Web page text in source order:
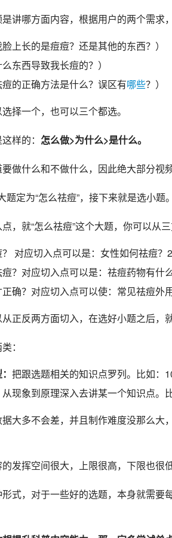
讲哪方面内容，根据用户的两个需求
上长的是痘痘？还是其他的东西？）
东西导致我长痘的？）
的正确方法是什么？误区有哪些？）
择一个，也可以三个都选。
样的： 怎么做>为什么>是什么。
做什么和不做什么，因此绝大部分视
定为“怎么祛痘”，接下来就是选小题。
，就“怎么祛痘”这个大题，你可以从三
？ 对应切入点可以是：女性如何祛痘？
痘？对应切入点可以是：祛痘药物有什
正确？对应切入点可以使：常见祛痘外
正反两方面切入，在选好小题之后，
：
把跟选题相关的知识点罗列。比如：
从现象到原理深入去讲某一个知识点。
大多不会差，并且制作难度没那么
发挥空间很大，上限很高，下限也
式，对于一些好的选题，本身就需